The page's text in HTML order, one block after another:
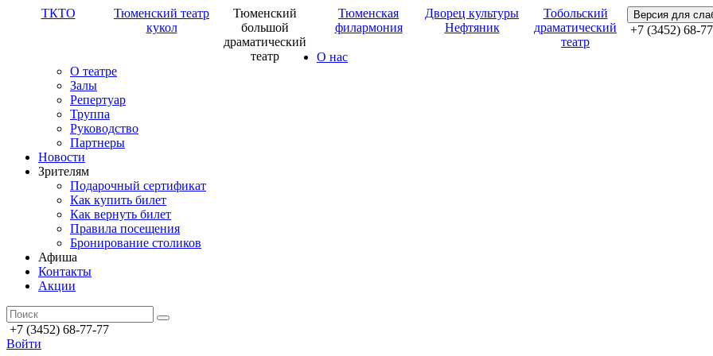
ТКТО
Тюменский театр
кукол
Тюменский
большой
драматический
театр
Тюменская
филармония
Дворец культуры
Нефтяник
Тобольский
драматический
театр
Версия для
+7 (3452) 68-
О нас
О театре
Залы
Репертуар
Труппа
Руководство
Партнеры
Новости
Зрителям
Подарочный сертификат
Как купить билет
Как вернуть билет
Правила посещения
Бронирование столиков
Афиша
Контакты
Акции
+7 (3452) 68-77-77
Войти